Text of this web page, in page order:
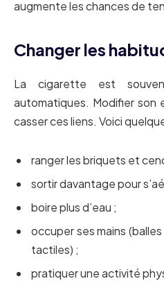
augmente les chances de
Changer les
La cigarette est
automatiques. Modifier son
casser ces liens. Voici
ranger les briquets et
sortir davantage pour
boire plus d’eau ;
occuper ses mains
tactiles) ;
pratiquer une activité